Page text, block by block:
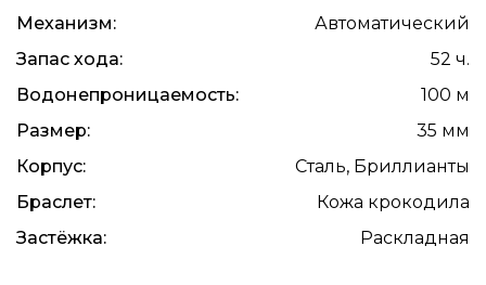
Механизм:
Автоматический
Запас хода:
52 ч.
Водонепроницаемость:
100 м
Размер:
35 мм
Корпус:
Сталь, Бриллианты
Браслет:
Кожа крокодила
Застёжка:
Раскладная